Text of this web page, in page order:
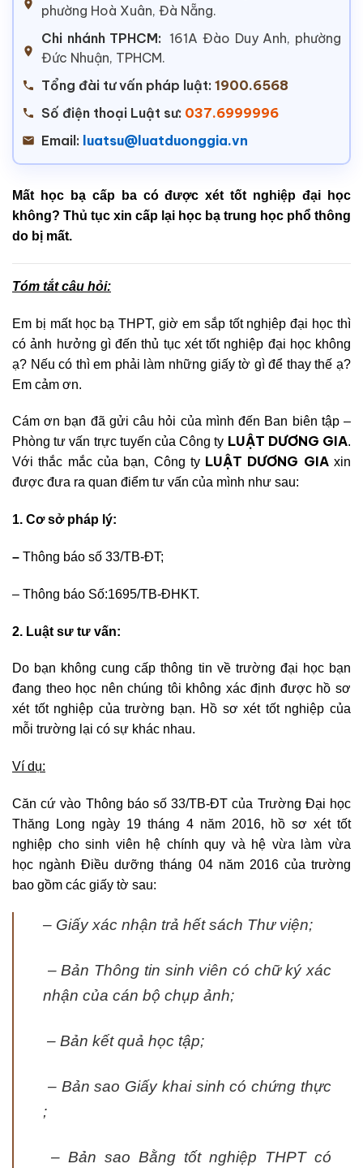
phường Hoà Xuân, Đà Nẵng.
Chi nhánh TPHCM: 161A Đào Duy Anh, phường
Đức Nhuận, TPHCM.
Tổng đài tư vấn pháp luật: 1900.6568
Số điện thoại Luật sư: 037.6999996
Email: luatsu@luatduonggia.vn
Mất học bạ cấp ba có được xét tốt nghiệp đại học
không? Thủ tục xin cấp lại học bạ trung học phổ thông
do bị mất.
Tóm tắt câu hỏi:
Em bị mất học bạ THPT, giờ em sắp tốt nghịêp đại học thì
có ảnh hưởng gì đến thủ tục xét tốt nghiệp đại học không
ạ? Nếu có thì em phải làm những giấy tờ gì để thay thế ạ?
Em cảm ơn.
Cám ơn bạn đã gửi câu hỏi của mình đến Ban biên tập –
Phòng tư vấn trực tuyến của Công ty LUẬT DƯƠNG GIA.
Với thắc mắc của bạn, Công ty LUẬT DƯƠNG GIAxin
được đưa ra quan điểm tư vấn của mình như sau:
1. Cơ sở pháp lý:
– Thông báo số 33/TB-ĐT;
– Thông báo Số:1695/TB-ĐH KT.
2. Luật sư tư vấn:
Do bạn không cung cấp thông tin về trường đại học bạn
đang theo học nên chúng tôi không xác định được hồ sơ
xét tốt nghiệp của trường bạn. Hồ sơ xét tốt nghiệp của
mỗi trường lại có sự khác nhau.
Ví dụ:
Căn cứ vào Thông báo số 33/TB-ĐT của Trường Đại học
Thăng Long ngày 19 tháng 4 năm 2016, hồ sơ xét tốt
nghiệp cho sinh viên hệ chính quy và hệ vừa làm vừa
học ngành Điều dưỡng tháng 04 năm 2016 của trường
bao gồm các giấy tờ sau:
– Giấy xác nhận trả hết sách Thư viện;
– Bản Thông tin sinh viên có chữ ký xác
nhận của cán bộ chụp ảnh;
– Bản kết quả học tập;
– Bản sao Giấy khai sinh có chứng thực
;
– Bản sao Bằng tốt nghiệp THPT có